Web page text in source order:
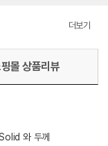
더보기
몰 상품리뷰
와 두께